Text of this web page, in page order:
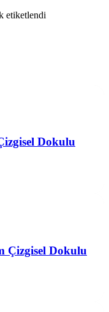
etiketlendi
Dokulu
Çizgisel Dokulu